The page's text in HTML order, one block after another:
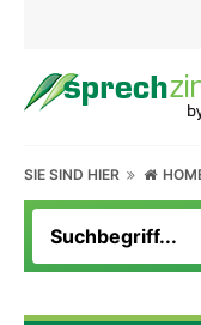
SIE SIND HIER